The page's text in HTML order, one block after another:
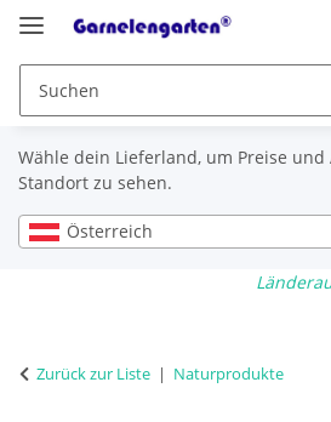
Wähle dein Lieferland, um Preise
Standort zu sehen.
Österreich
Zurück zur Liste Naturprodukte